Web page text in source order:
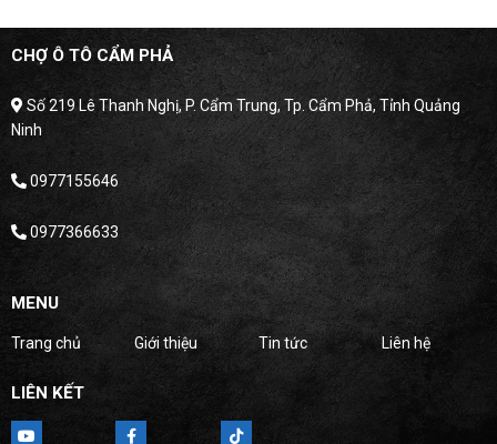
CHỢ Ô TÔ CẨM PHẢ
Số 219 Lê Thanh Nghị, P. Cẩm Trung, Tp. Cẩm Phả, Tỉnh Quảng
Ninh
0977155646
0977366633
MENU
Trang chủ Giới thiệu Tin tức Liên hệ
LIÊN KẾT